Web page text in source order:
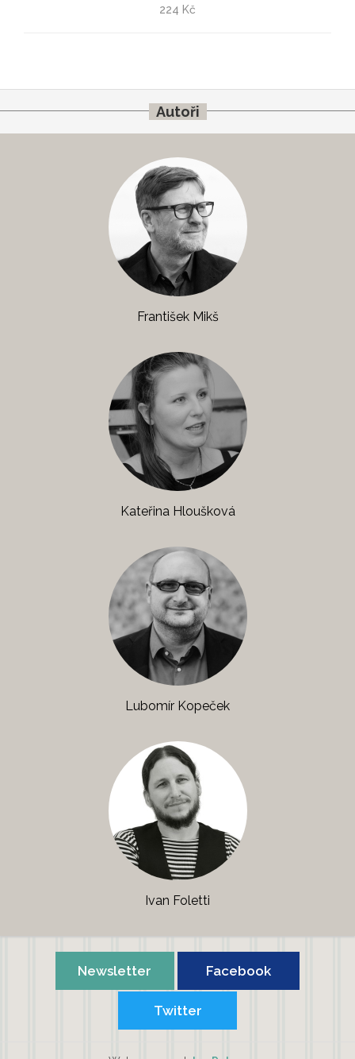
Petr Fiala, František Mikš
Portréty & vzpomínky
224 Kč
Autoři
František Mikš
Kateřina Hloušková
Lubomír Kopeček
Ivan Foletti
Newsletter Facebook
Twitter